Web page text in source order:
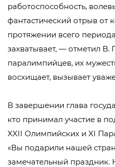
работоспособность,
фантастический отрыв от
протяжении всего
захватывает, — отметил В.
паралимпийцев, их
восхищает, вызывает
В завершении глава
кто принимал участие в
XXII Олимпийских и XI
«Вы подарили нашей
замечательный